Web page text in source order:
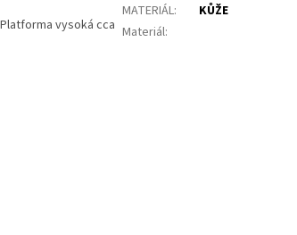
vysoká cca
MATERIÁL:
KŮŽE
Materiál: